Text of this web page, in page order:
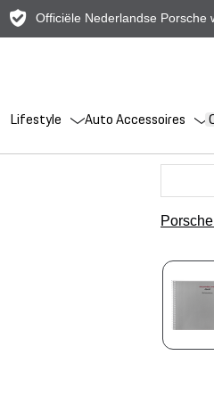
Officiële Nederlandse Porsche
Lifestyle Auto Accessoires